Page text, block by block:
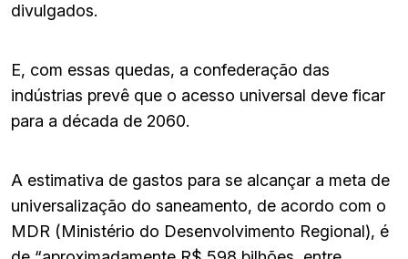
divulgados.
E, com essas quedas, a confederação das
indústrias prevê que o acesso universal deve ficar
para a década de 2060.
A estimativa de gastos para se alcançar a meta de
universalização do saneamento, de acordo com o
MDR (Ministério do Desenvolvimento Regional), é